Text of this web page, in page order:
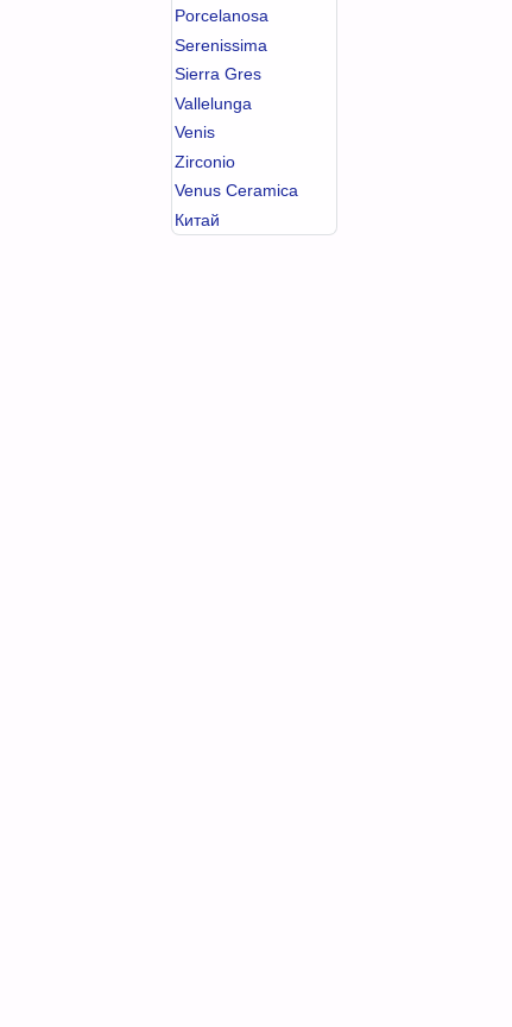
Porcelanosa
Serenissima
Sierra Gres
Vallelunga
Venis
Zirconio
Venus Ceramica
Китай